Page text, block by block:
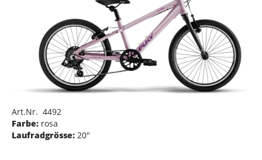
Art.Nr. 4492
Farbe: rosa
Laufradgrösse: 20"